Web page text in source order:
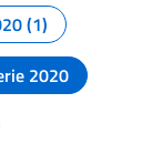
(1)
2020